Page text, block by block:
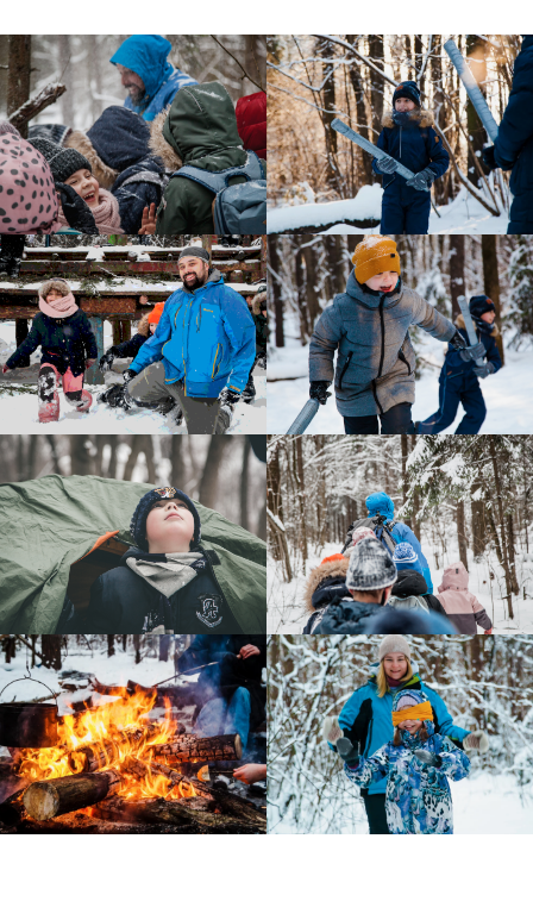
Подписывайтесь!
Рассказываем про развитие детей
через походы, делимся кейсами из
нашей работы, рассуждаем на
сложные темы воспитания детей. Все,
что нам самим так интересно.
Заходите и подписывайтесь, чтобы
не пропустить!
Перейти в tg
Все анонсы походов публикуем в
наших каналах.